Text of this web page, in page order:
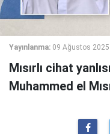
Yayınlanma: 09 Ağustos
Mısırlı cihat
Muhammed el